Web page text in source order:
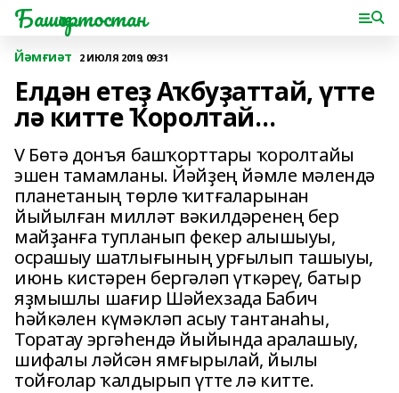
Башҡортостан
Йәмғиәт 2 ИЮЛЯ 2019, 09:31
Елдән етеҙ Аҡбуҙаттай, үтте
лә китте Ҡоролтай…
V Бөтә донъя башҡорттары ҡоролтайы
эшен тамамланы. Йәйҙең йәмле мәлендә
планетаның төрлө ҡитғаларынан
йыйылған милләт вәкилдәренең бер
майҙанға тупланып фекер алышыуы,
осрашыу шатлығының урғылып ташыуы,
июнь кистәрен бергәләп үткәреү, батыр
яҙмышлы шағир Шәйехзада Бабич
һәйкәлен күмәкләп асыу тантанаһы,
Торатау эргәһендә йыйында аралашыу,
шифалы ләйсән ямғырылай, йылы
тойғолар ҡалдырып үтте лә китте.